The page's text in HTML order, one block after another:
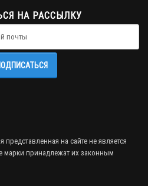
НА РАССЫЛКУ
на сайте не является
марки принадлежат их законным